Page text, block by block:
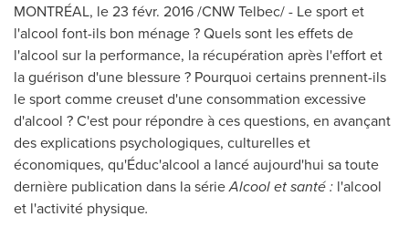
MONTRÉAL, le 23 févr. 2016 /CNW Telbec/ - Le sport et
l'alcool font-ils bon ménage ? Quels sont les effets de
l'alcool sur la performance, la récupération après l'effort et
la guérison d'une blessure ? Pourquoi certains prennent-ils
le sport comme creuset d'une consommation excessive
d'alcool ? C'est pour répondre à ces questions, en avançant
des explications psychologiques, culturelles et
économiques, qu'Éduc'alcool a lancé aujourd'hui sa toute
dernière publication dans la sérieAlcool et santé : l'alcool
et l'activité physique.